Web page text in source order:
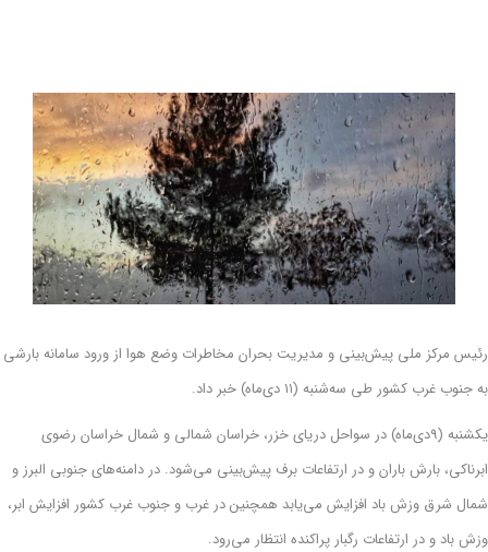
رئیس مرکز ملی پیش‌بینی و مدیریت بحران مخاطرات وضع هوا از ورود سامانه بارشی
به جنوب غرب کشور طی سه‌شنبه (۱۱ دی‌ماه) خبر داد.
یکشنبه (۹دی‌ماه) در سواحل دریای خزر، خراسان شمالی و شمال خراسان رضوی
ابرناکی، بارش باران و در ارتفاعات برف پیش‌بینی می‌شود. در دامنه‌های جنوبی البرز و
شمال شرق وزش باد افزایش می‌یابد همچنین در غرب و جنوب غرب کشور افزایش ابر،
وزش باد و در ارتفاعات رگبار پراکنده انتظار می‌رود.